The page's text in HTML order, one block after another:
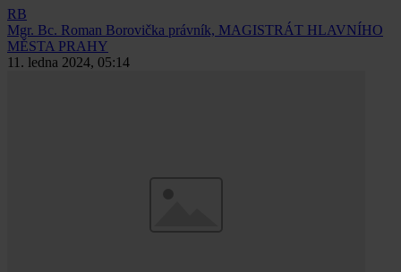
RB
Mgr. Bc. Roman Borovička právník, MAGISTRÁT HLAVNÍHO
MĚSTA PRAHY
11. ledna 2024, 05:14